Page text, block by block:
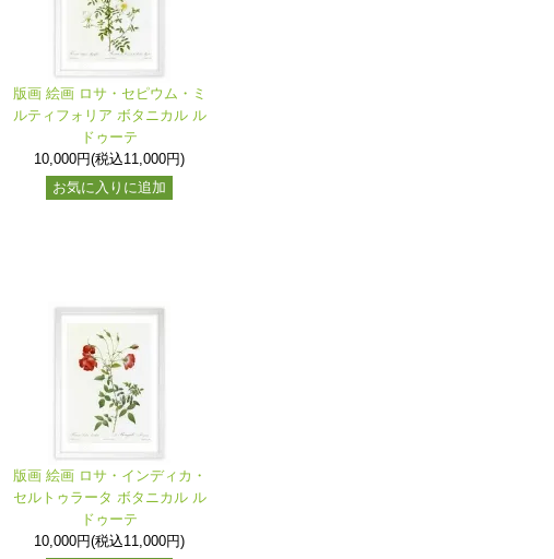
版画 絵画 ロサ・セピウム・ミ
ルティフォリア ボタニカル ル
ドゥーテ
10,000円(税込11,000円)
お気に入りに追加
版画 絵画 ロサ・インディカ・
セルトゥラータ ボタニカル ル
ドゥーテ
10,000円(税込11,000円)